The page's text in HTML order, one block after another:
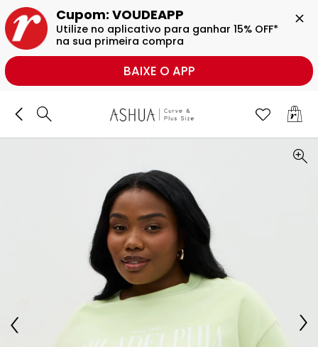
Cupom: VOUDEAPP
Utilize no aplicativo para ganhar 15% OFF*
na sua primeira compra
BAIXE O APP

